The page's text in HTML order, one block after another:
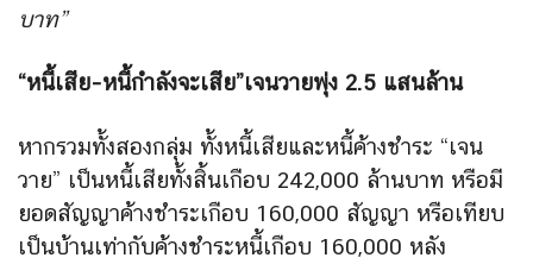
บาท”
“หนี้เสีย-หนี้กำลังจะเสีย”เจนวายพุ่ง 2.5 แสนล้าน
หากรวมทั้งสองกลุ่ม ทั้งหนี้เสียและหนี้ค้างชำระ “เจน
วาย” เป็นหนี้เสียทั้งสิ้นเกือบ 242,000 ล้านบาท หรือมี
ยอดสัญญาค้างชำระเกือบ 160,000 สัญญา หรือเทียบ
เป็นบ้านเท่ากับค้างชำระหนี้เกือบ 160,000 หลัง